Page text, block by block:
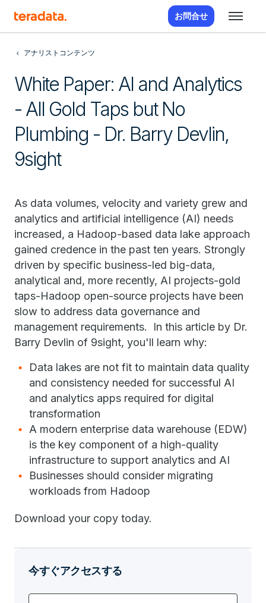
お問合せ
アナリストコンテンツ
White Paper: AI and Analytics
- All Gold Taps but No
Plumbing - Dr. Barry Devlin,
9sight
As data volumes, velocity and variety grew and
analytics and artificial intelligence (AI) needs
increased, a Hadoop-based data lake approach
gained credence in the past ten years. Strongly
driven by specific business-led big-data,
analytical and, more recently, AI projects-gold
taps-Hadoop open-source projects have been
slow to address data governance and
management requirements. In this article by Dr.
Barry Devlin of 9sight, you'll learn why:
Data lakes are not fit to maintain data quality
and consistency needed for successful AI
and analytics apps required for digital
transformation
A modern enterprise data warehouse (EDW)
is the key component of a high-quality
infrastructure to support analytics and AI
Businesses should consider migrating
workloads from Hadoop
Download your copy today.
今すぐアクセスする